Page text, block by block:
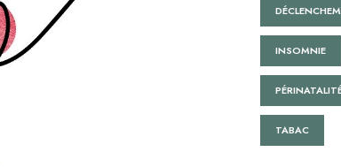
INSOMNIE
TABAC